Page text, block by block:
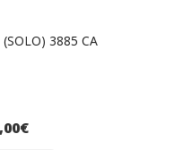
3885 CA
€